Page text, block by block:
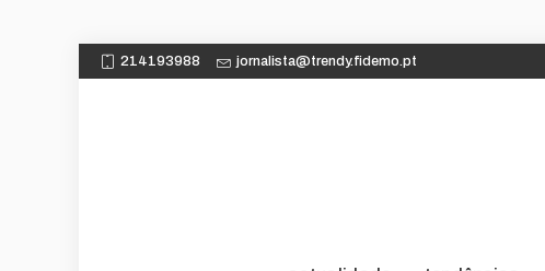
214193988 jornalista@trendy.fidemo.pt